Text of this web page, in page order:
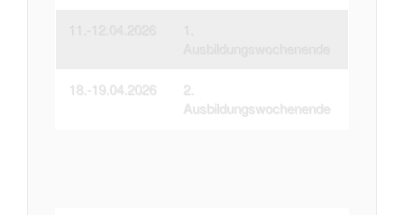
18.-19.04.2026
2.
Ausbildungswochenende